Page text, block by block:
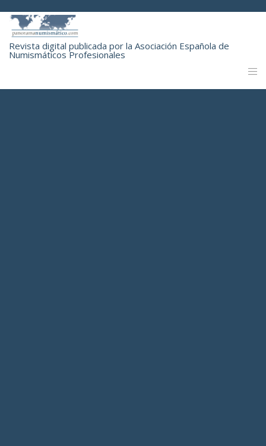
Revista digital publicada por la Asociación Española de
Numismáticos Profesionales